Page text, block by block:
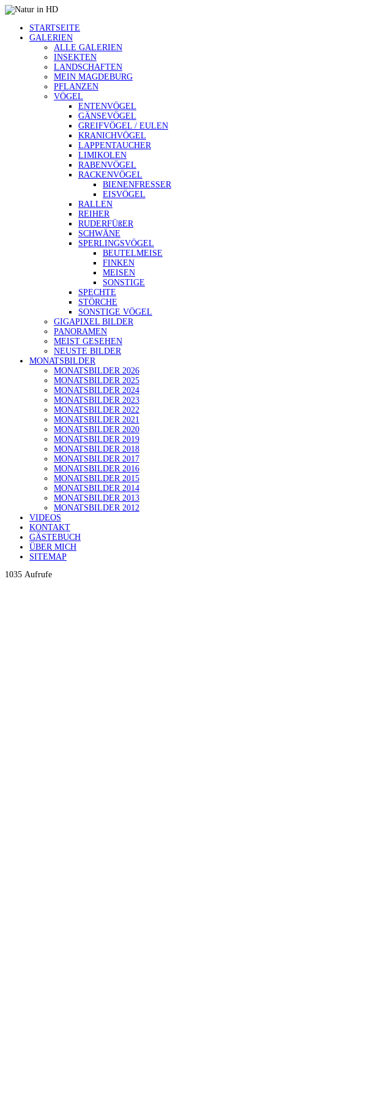
STARTSEITE
GALERIEN
ALLE GALERIEN
INSEKTEN
LANDSCHAFTEN
MEIN MAGDEBURG
PFLANZEN
VÖGEL
ENTENVÖGEL
GÄNSEVÖGEL
GREIFVÖGEL / EULEN
KRANICHVÖGEL
LAPPENTAUCHER
LIMIKOLEN
RABENVÖGEL
RACKENVÖGEL
BIENENFRESSER
EISVÖGEL
RALLEN
REIHER
RUDERFÜßER
SCHWÄNE
SPERLINGSVÖGEL
BEUTELMEISE
FINKEN
MEISEN
SONSTIGE
SPECHTE
STÖRCHE
SONSTIGE VÖGEL
GIGAPIXEL BILDER
PANORAMEN
MEIST GESEHEN
NEUSTE BILDER
MONATSBILDER
MONATSBILDER 2026
MONATSBILDER 2025
MONATSBILDER 2024
MONATSBILDER 2023
MONATSBILDER 2022
MONATSBILDER 2021
MONATSBILDER 2020
MONATSBILDER 2019
MONATSBILDER 2018
MONATSBILDER 2017
MONATSBILDER 2016
MONATSBILDER 2015
MONATSBILDER 2014
MONATSBILDER 2013
MONATSBILDER 2012
VIDEOS
KONTAKT
GÄSTEBUCH
ÜBER MICH
SITEMAP
1035 Aufrufe